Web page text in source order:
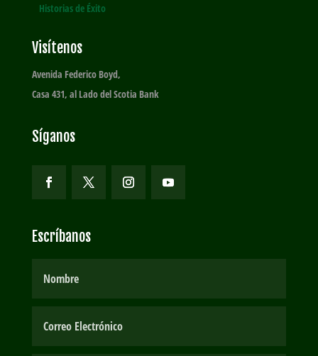
Historias de Éxito
Visítenos
Avenida Federico Boyd,
Casa 431, al Lado del Scotia Bank
Síganos
Escríbanos